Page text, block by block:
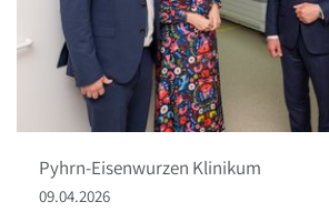
Pyhrn-Eisenwurzen Klinikum
09.04.2026